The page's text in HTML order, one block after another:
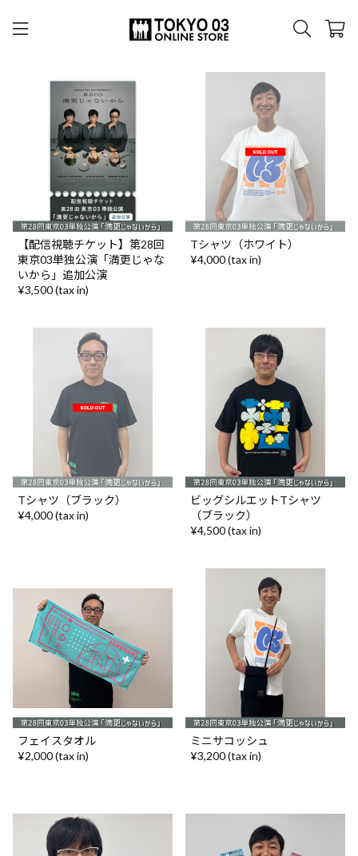
【配信視聴チケット】第28回
東京03単独公演「満更じゃな
いから」追加公演
¥3,500 (tax in)
Tシャツ（ホワイト）
¥4,000 (tax in)
Tシャツ（ブラック）
¥4,000 (tax in)
ビッグシルエットTシャツ
（ブラック）
¥4,500 (tax in)
フェイスタオル
¥2,000 (tax in)
ミニサコッシュ
¥3,200 (tax in)